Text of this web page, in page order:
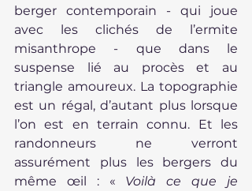
berger contemporain - qui joue
avec les clichés de l’ermite
misanthrope - que dans le
suspense lié au procès et au
triangle amoureux. La topographie
est un régal, d’autant plus lorsque
l’on est en terrain connu. Et les
randonneurs ne verront
assurément plus les bergers du
même œil : « Voilà ce que je